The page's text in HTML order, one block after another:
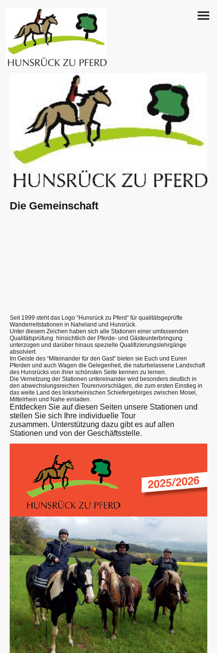
Die Gemeinschaft
Seit 1999 steht das Logo “Hunsrück zu Pferd” für qualitätsgeprüfte
Wanderreitstationen in Naheland und Hunsrück.
Unter diesem Zeichen haben sich alle Stationen einer umfassenden
Qualitätsprüfung hinsichtlich der Pferde- und Gästeunterbringung
unterzogen und darüber hinaus spezielle Qualifizierungslehrgänge
absolviert.
Im Geiste des “Miteinander für den Gast” bieten sie Euch und Euren
Pferden und auch Wagen die Gelegenheit, die naturbelassene Landschaft
des Hunsrücks von ihrer schönsten Seite kennen zu lernen.
Die Vernetzung der Stationen untereinander wird besonders deutlich in
den abwechslungsreichen Tourenvorschlägen, die zum ersten Einstieg in
das weite Land des linksrheinischen Schiefergebirges zwischen Mosel,
Mittelrhein und Nahe einladen.
Entdecken Sie auf diesen Seiten unsere Stationen und
stellen Sie sich Ihre individuelle Tour
zusammen. Unterstützung dazu gibt es auf allen
Stationen und von der Geschäftsstelle.